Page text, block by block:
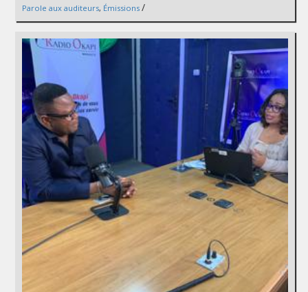
Parole aux auditeurs, Émissions /